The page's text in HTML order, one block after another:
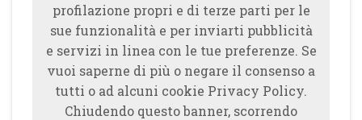
profilazione propri e di terze parti per le
sue funzionalità e per inviarti pubblicità
e servizi in linea con le tue preferenze. Se
vuoi saperne di più o negare il consenso a
tutti o ad alcuni cookie Privacy Policy.
Chiudendo questo banner, scorrendo